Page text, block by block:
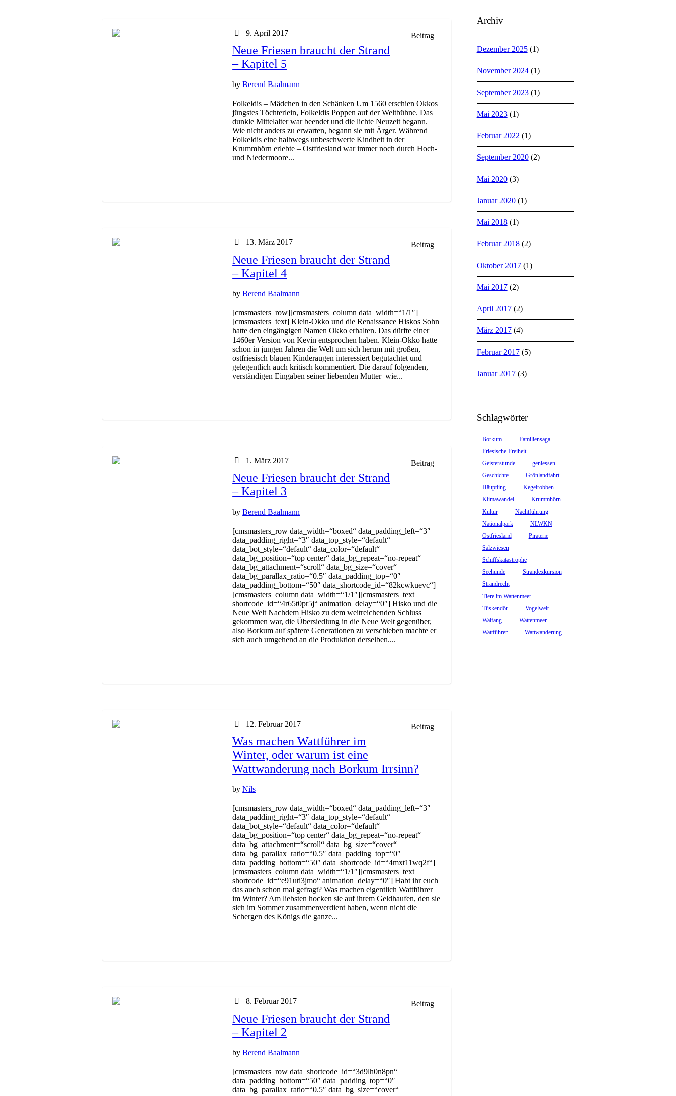
Beitrag
9. April 2017
Neue Friesen braucht der Strand
– Kapitel 5
byBerend Baalmann
Folkeldis – Mädchen in den Schänken Um 1560 erschien Okkos
jüngstes Töchterlein, Folkeldis Poppen auf der Weltbühne. Das
dunkle Mittelalter war beendet und die lichte Neuzeit begann.
Wie nicht anders zu erwarten, begann sie mit Ärger. Während
Folkeldis eine halbwegs unbeschwerte Kindheit in der
Krummhörn erlebte – Ostfriesland war immer noch durch Hoch-
und Niedermoore...
Beitrag
13. März 2017
Neue Friesen braucht der Strand
– Kapitel 4
byBerend Baalmann
[cmsmasters_row][cmsmasters_column data_width=“1/1″]
[cmsmasters_text] Klein-Okko und die Renaissance Hiskos Sohn
hatte den eingängigen Namen Okko erhalten. Das dürfte einer
1460er Version von Kevin entsprochen haben. Klein-Okko hatte
schon in jungen Jahren die Welt um sich herum mit großen,
ostfriesisch blauen Kinderaugen interessiert begutachtet und
gelegentlich auch kritisch kommentiert. Die darauf folgenden,
verständigen Eingaben seiner liebenden Mutter wie...
Beitrag
1. März 2017
Neue Friesen braucht der Strand
– Kapitel 3
byBerend Baalmann
[cmsmasters_row data_width=“boxed“ data_padding_left=“3″
data_padding_right=“3″ data_top_style=“default“
data_bot_style=“default“ data_color=“default“
data_bg_position=“top center“ data_bg_repeat=“no-repeat“
data_bg_attachment=“scroll“ data_bg_size=“cover“
data_bg_parallax_ratio=“0.5″ data_padding_top=“0″
data_padding_bottom=“50″ data_shortcode_id=“82kcwkuevc“]
[cmsmasters_column data_width=“1/1″][cmsmasters_text
shortcode_id=“4r65t0pr5j“ animation_delay=“0″] Hisko und die
Neue Welt Nachdem Hisko zu dem weitreichenden Schluss
gekommen war, die Übersiedlung in die Neue Welt gegenüber,
also Borkum auf spätere Generationen zu verschieben machte er
sich auch umgehend an die Produktion derselben....
Beitrag
12. Februar 2017
Was machen Wattführer im
Winter, oder warum ist eine
Wattwanderung nach Borkum Irrsinn?
byNils
[cmsmasters_row data_width=“boxed“ data_padding_left=“3″
data_padding_right=“3″ data_top_style=“default“
data_bot_style=“default“ data_color=“default“
data_bg_position=“top center“ data_bg_repeat=“no-repeat“
data_bg_attachment=“scroll“ data_bg_size=“cover“
data_bg_parallax_ratio=“0.5″ data_padding_top=“0″
data_padding_bottom=“50″ data_shortcode_id=“4mxt11wq2f“]
[cmsmasters_column data_width=“1/1″][cmsmasters_text
shortcode_id=“e91uti3jmo“ animation_delay=“0″] Habt ihr euch
das auch schon mal gefragt? Was machen eigentlich Wattführer
im Winter? Am liebsten hocken sie auf ihrem Geldhaufen, den sie
sich im Sommer zusammenverdient haben, wenn nicht die
Schergen des Königs die ganze...
Beitrag
8. Februar 2017
Neue Friesen braucht der Strand
– Kapitel 2
byBerend Baalmann
[cmsmasters_row data_shortcode_id=“3d9lh0n8pn“
data_padding_bottom=“50″ data_padding_top=“0″
data_bg_parallax_ratio=“0.5″ data_bg_size=“cover“
Archiv
Dezember 2025(1)
November 2024(1)
September 2023(1)
Mai 2023(1)
Februar 2022 (1)
September 2020(2)
Mai 2020(3)
Januar 2020(1)
Mai 2018(1)
Februar 2018(2)
Oktober 2017(1)
Mai 2017(2)
April 2017(2)
März 2017(4)
Februar 2017(5)
Januar 2017(3)
Schlagwörter
Borkum
Familiensaga
Friesische Freiheit
Geisterstunde
geniessen
Geschichte
Grönlandfahrt
Häuptling
Kegelrobben
Klimawandel
Krummhörn
Kultur
Nachtführung
Nationalpark
NLWKN
Ostfriesland
Piraterie
Salzwiesen
Schiffskatastrophe
Seehunde
Strandexkursion
Strandrecht
Tiere im Wattenmeer
Tüskendör
Vogelwelt
Walfang
Wattenmeer
Wattführer
Wattwanderung